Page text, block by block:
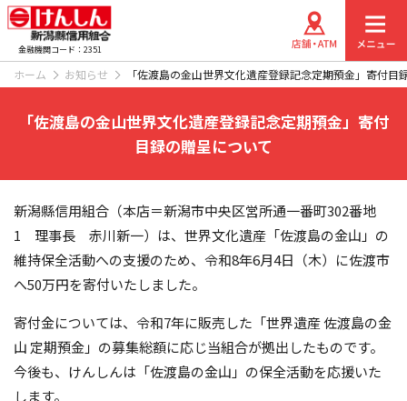
金融機関コード：2351
ホーム お知らせ 「佐渡島の金山世界文化遺産登録記念定期預金」寄付目
「佐渡島の金山世界文化遺産登録記念定期預金」寄付
目録の贈呈について
新潟縣信用組合（本店＝新潟市中央区営所通一番町302番地
1 理事長 赤川新一）は、世界文化遺産「佐渡島の金山」の
維持保全活動への支援のため、令和8年6月4日（木）に佐渡市
へ50万円を寄付いたしました。
寄付金については、令和7年に販売した「世界遺産 佐渡島の金
山 定期預金」の募集総額に応じ当組合が拠出したものです。
今後も、けんしんは「佐渡島の金山」の保全活動を応援いた
します。